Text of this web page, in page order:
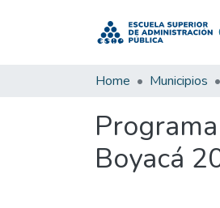
Home Municipios
Boyacá